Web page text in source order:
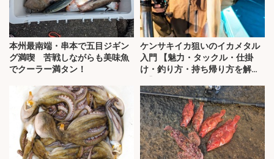
本州最南端・串本で五目ジギン
グ満喫 苦戦しながらも美味魚
でクーラー満タン！
ケンサキイカ狙いのイカメタル
入門 【魅力・タックル・仕掛
け・釣り方・持ち帰り方を解